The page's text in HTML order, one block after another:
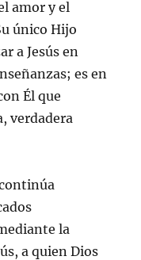
amor y el
único Hijo
a Jesús en
es en
Él que
verdadera
la
a quien Dios